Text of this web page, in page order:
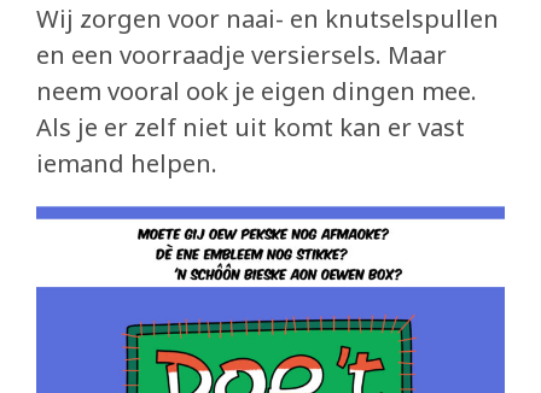
Blog
In de media
Wij zorgen voor naai- en knutselspullen
en een voorraadje versiersels. Maar
neem vooral ook je eigen dingen mee.
Als je er zelf niet uit komt kan er vast
iemand helpen.